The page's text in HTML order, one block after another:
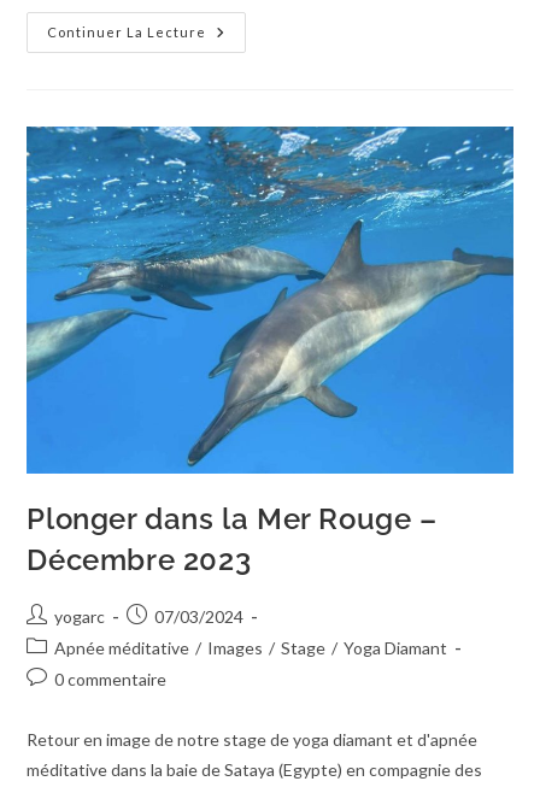
Continuer La Lecture
Plonger dans la Mer Rouge –
Décembre 2023
yogarc
07/03/2024
Apnée méditative / Images / Stage / Yoga Diamant
0 commentaire
Retour en image de notre stage de yoga diamant et d'apnée
méditative dans la baie de Sataya (Egypte) en compagnie des